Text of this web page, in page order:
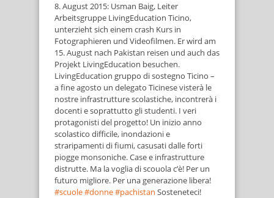
8. August 2015: Usman Baig, Leiter
Arbeitsgruppe LivingEducation Ticino,
unterzieht sich einem crash Kurs in
Fotographieren und Videofilmen. Er wird am
15. August nach Pakistan reisen und auch das
Projekt LivingEducation besuchen.
LivingEducation gruppo di sostegno Ticino –
a fine agosto un delegato Ticinese visterà le
nostre infrastrutture scolastiche, incontrerà i
docenti e soprattutto gli studenti. I veri
protagonisti del progetto! Un inizio anno
scolastico difficile, inondazioni e
straripamenti di fiumi, casusati dalle forti
piogge monsoniche. Case e infrastrutture
distrutte. Ma la voglia di scouola c’è! Per un
futuro migliore. Per una generazione libera!
‪#‎scuole‬‪#‎donne‬‪#‎pachistan‬ Sosteneteci!